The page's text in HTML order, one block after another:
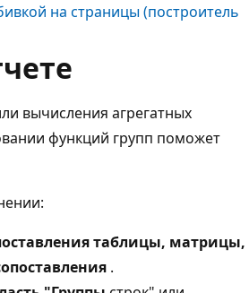
на страницы (построитель
вычисления агрегатных
функций групп поможет
таблицы, матрицы,
.